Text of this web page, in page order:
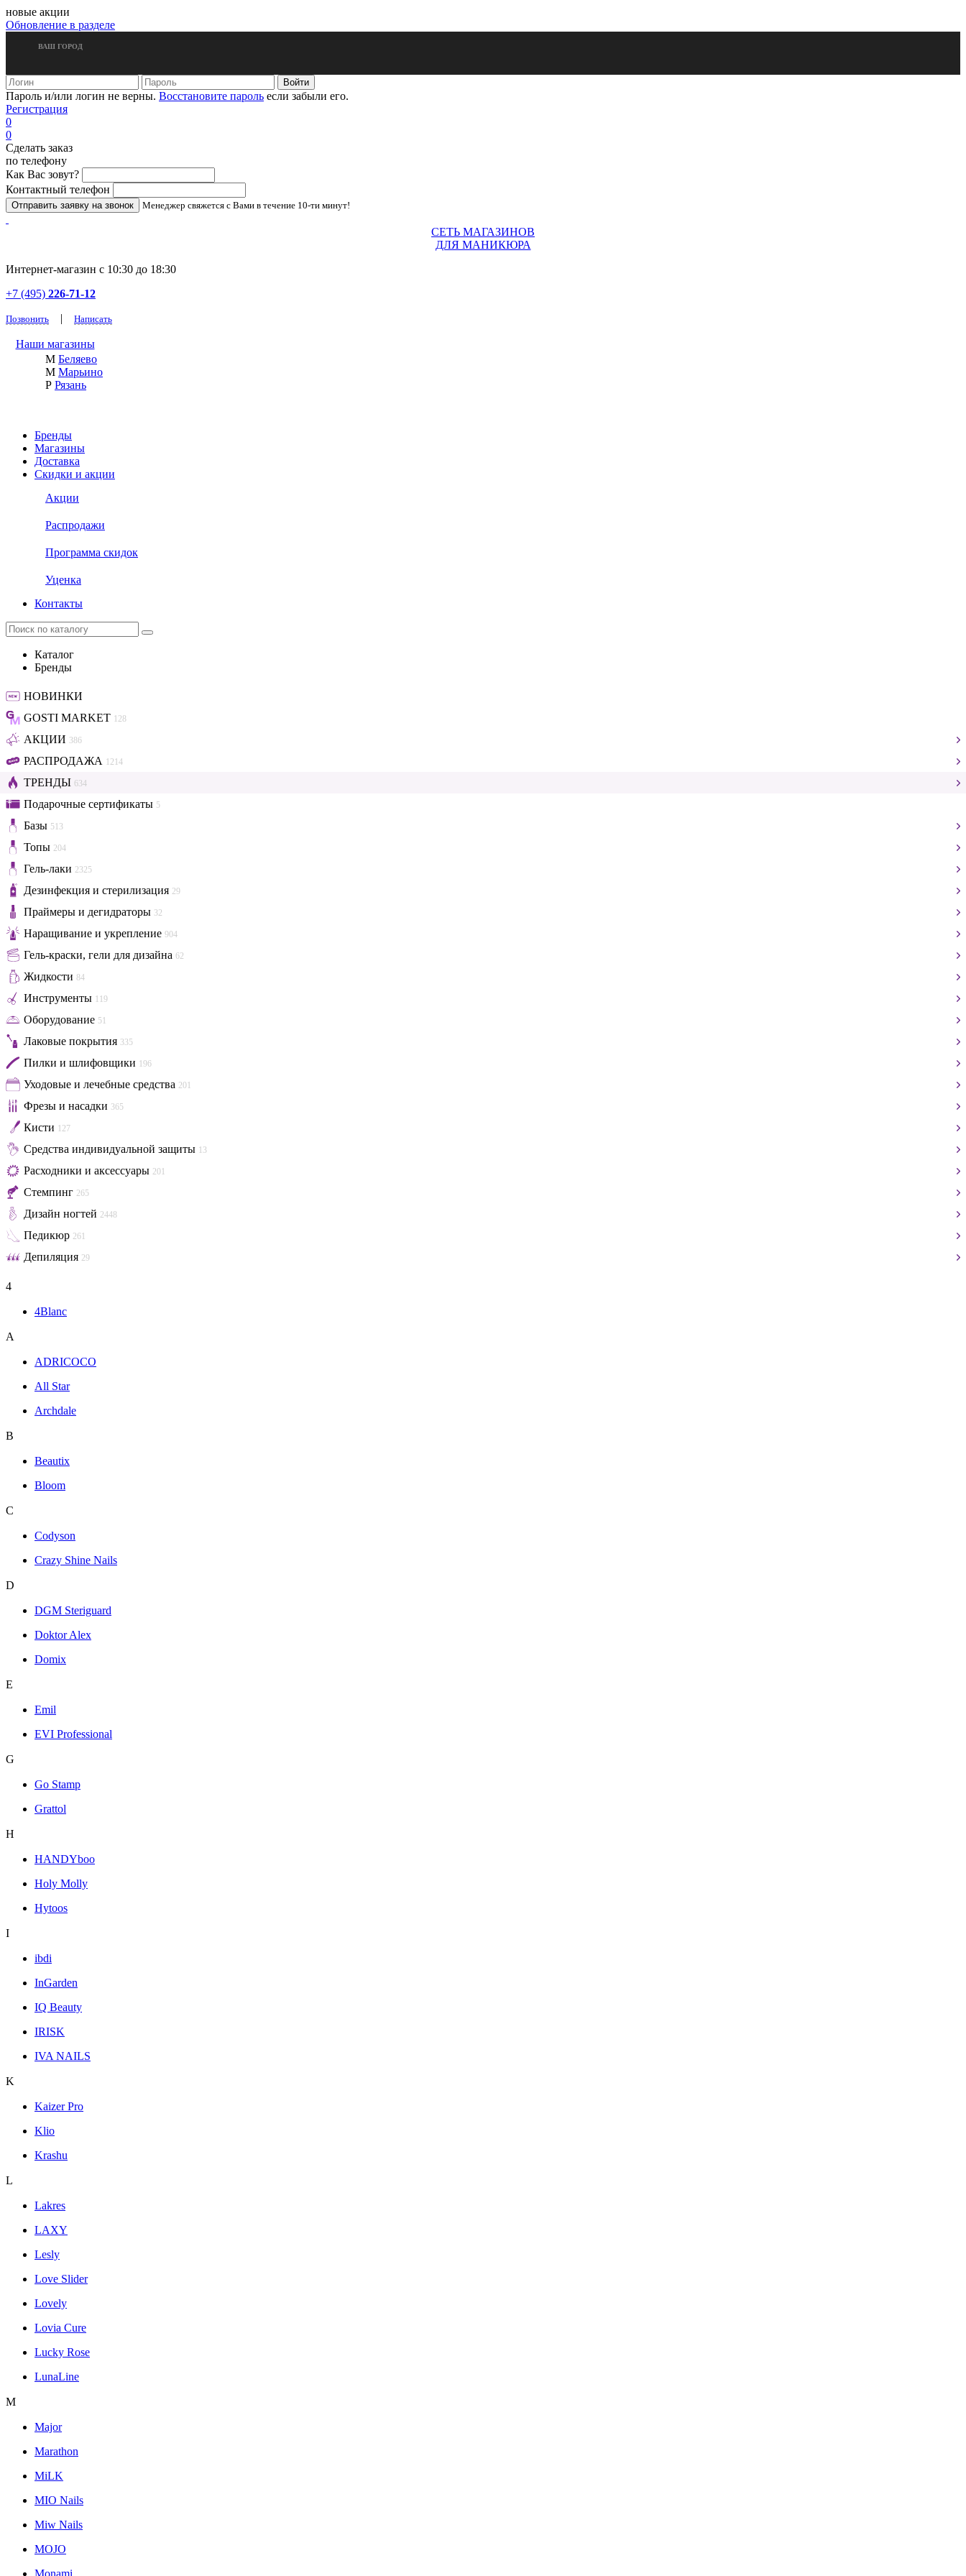
новые акции
Обновление в разделе
ВАШ ГОРОД
Пароль и/или логин не верны. Восстановите пароль если забыли его.
Регистрация
0
0
Сделать заказ
по телефону
Как Вас зовут?
Контактный телефон
Менеджер свяжется с Вами в течение 10-ти минут!
СЕТЬ МАГАЗИНОВ
ДЛЯ МАНИКЮРА
Интернет-магазин с 10:30 до 18:30
+7 (495) 226-71-12
Позвонить | Написать
Наши магазины
М Беляево
М Марьино
Р Рязань
Бренды
Магазины
Доставка
Скидки и акции
Акции
Распродажи
Программа скидок
Уценка
Контакты
Каталог
Бренды
НОВИНКИ
GOSTI MARKET 128
АКЦИИ 386
РАСПРОДАЖА 1214
ТРЕНДЫ 634
Подарочные сертификаты 5
Базы 513
Топы 204
Гель-лаки 2325
Дезинфекция и стерилизация 29
Праймеры и дегидраторы 32
Наращивание и укрепление 904
Гель-краски, гели для дизайна 62
Жидкости 84
Инструменты 119
Оборудование 51
Лаковые покрытия 335
Пилки и шлифовщики 196
Уходовые и лечебные средства 201
Фрезы и насадки 365
Кисти 127
Средства индивидуальной защиты 13
Расходники и аксессуары 201
Стемпинг 265
Дизайн ногтей 2448
Педикюр 261
Депиляция 29
4
4Blanc
A
ADRICOCO
All Star
Archdale
B
Beautix
Bloom
C
Codyson
Crazy Shine Nails
D
DGM Steriguard
Doktor Alex
Domix
E
Emil
EVI Professional
G
Go Stamp
Grattol
H
HANDYboo
Holy Molly
Hytoos
I
ibdi
InGarden
IQ Beauty
IRISK
IVA NAILS
K
Kaizer Pro
Klio
Krashu
L
Lakres
LAXY
Lesly
Love Slider
Lovely
Lovia Cure
Lucky Rose
LunaLine
M
Major
Marathon
MiLK
MIO Nails
Miw Nails
MOJO
Monami